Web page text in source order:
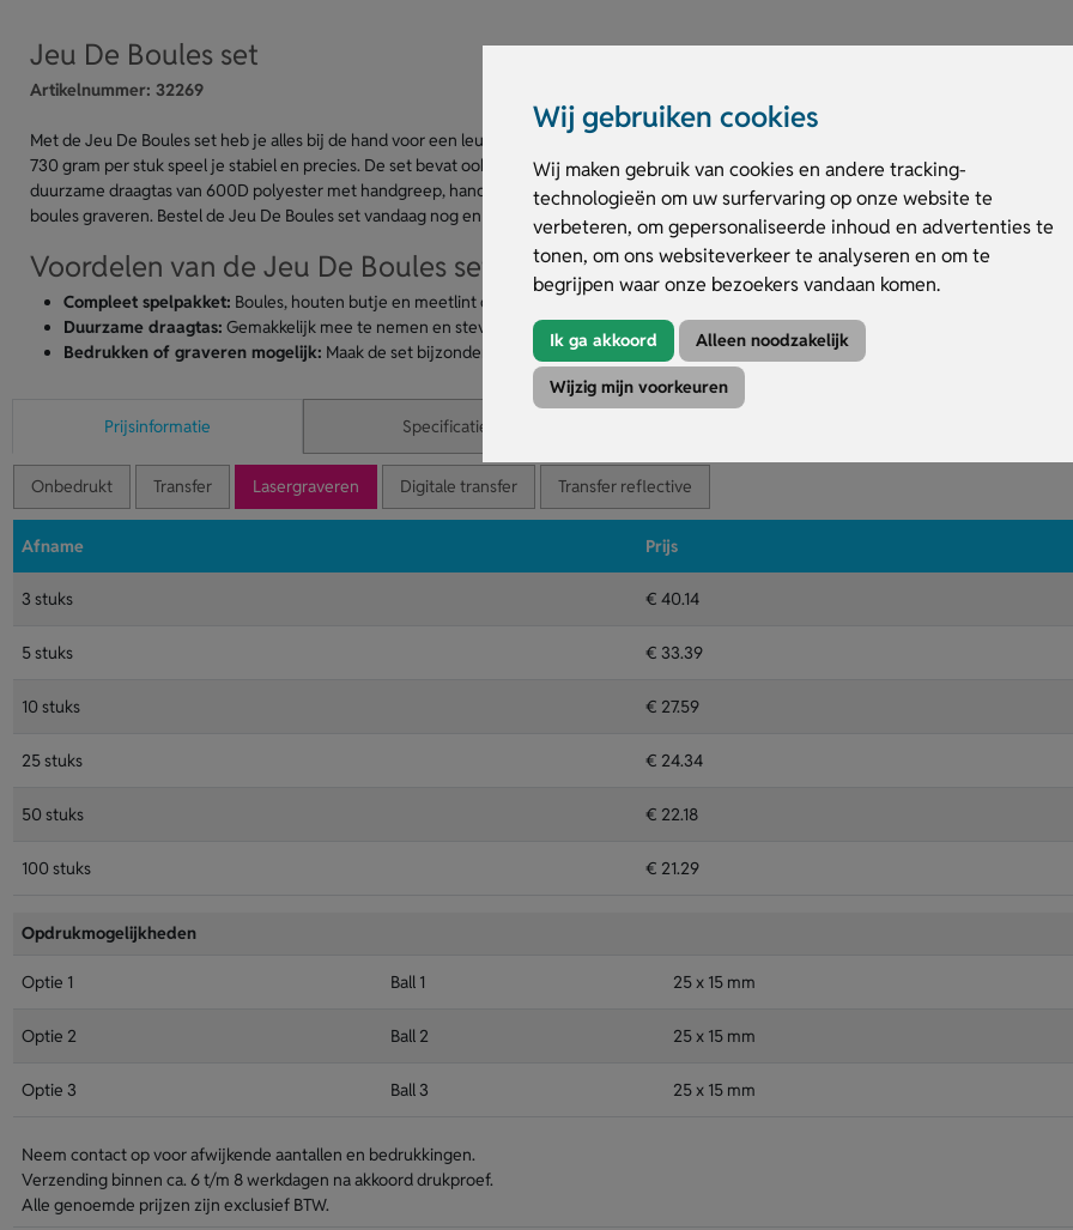
Wij gebruiken cookies
Wij maken gebruik van cookies en andere tracking-
technologieën om uw surfervaring op onze website te
verbeteren, om gepersonaliseerde inhoud en advertenties te
tonen, om ons websiteverkeer te analyseren en om te
begrijpen waar onze bezoekers vandaan komen.
Ik ga akkoord Alleen noodzakelijk
Wijzig mijn voorkeuren
Jeu De Boules set
Artikelnummer: 32269
Met de Jeu De Boules set heb je alles bij de hand voor een leuk en ontspannen spelmoment. Dankzij de stevige metalen boules van 7,3 cm
730 gram per stuk speel je stabiel en precies. De set bevat ook een houten butje en een meetlint, zodat je meteen kunt beginnen. Alles berg
duurzame draagtas van 600D polyester met handgreep, handig om mee te nemen naar het park of op vakantie. Extra leuk: laat het tasje
boules graveren. Bestel de Jeu De Boules set vandaag nog en geniet van vele spelmomenten!
Voordelen van de Jeu De Boules set
Compleet spelpakket: Boules, houten butje en meetlint direct inbegrepen.
Duurzame draagtas: Gemakkelijk mee te nemen en stevig genoeg voor jarenlang gebruik.
Bedrukken of graveren mogelijk: Maak de set bijzonder als cadeau of met een persoonlijke touch.
Prijsinformatie Specificaties
Onbedrukt Transfer Lasergraveren Digitale transfer Transfer reflective
Afname Prijs
3 stuks € 40.14
5 stuks € 33.39
10 stuks € 27.59
25 stuks € 24.34
50 stuks € 22.18
100 stuks € 21.29
Opdrukmogelijkheden
Optie 1 Ball 1 25 x 15 mm
Optie 2 Ball 2 25 x 15 mm
Optie 3 Ball 3 25 x 15 mm
Neem contact op voor afwijkende aantallen en bedrukkingen.
Verzending binnen ca. 6 t/m 8 werkdagen na akkoord drukproef.
Alle genoemde prijzen zijn exclusief BTW.